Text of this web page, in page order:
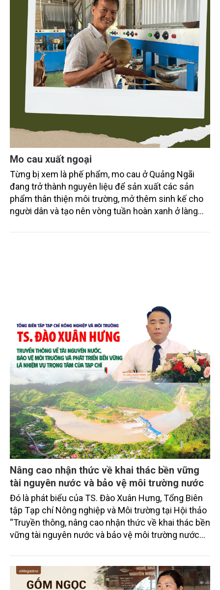
Mo cau xuất ngoại
Từng bị xem là phế phẩm, mo cau ở Quảng Ngãi
đang trở thành nguyên liệu để sản xuất các sản
phẩm thân thiện môi trường, mở thêm sinh kế cho
người dân và tạo nên vòng tuần hoàn xanh ở làng
chén, dĩa... từ mo cau đã được thị trường trong nước
Nâng cao nhận thức về khai thác bền vững
tài nguyên nước và bảo vệ môi trường nước
Đó là phát biểu của TS. Đào Xuân Hưng, Tổng Biên
tập Tạp chí Nông nghiệp và Môi trường tại Hội thảo
“Truyền thông, nâng cao nhận thức về khai thác bền
vững tài nguyên nước và bảo vệ môi trường nước
trường phối hợp với Sở Nông nghiệp và Môi trường
tỉnh Lai Châu tổ chức ngày 10/7/2026. Hội thảo thu
hút sự tham gia của hơn 100 đại biểu là lãnh đạo